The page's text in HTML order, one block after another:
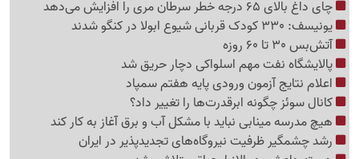
چای داغ بالای 65 درجه خطر سرطان مری را افزایش می‌دهد
یونیسف: 330 کودک قربانی شیوع ابولا در کنگو شدند
آتش‌بس 30 تا 60 روزه
پالایشگاه نفت مهم اسلواکی دچار حریق شد
اعلام نتایج آزمون ورودی پایه هفتم سمپاد
کانال سوئز چگونه ابرقدرت‌ها را تغییر داد؟
هیچ مدرسه مینابی نباید با مشکل آب و برق آغاز به کار کند
رشد چشمگیر ظرفیت نیروگاه‌های تجدیدپذیر در ایران